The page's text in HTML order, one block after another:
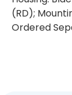
(RD);
Ordered